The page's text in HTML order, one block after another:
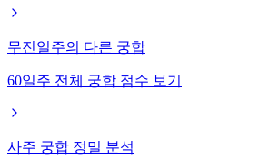
무진일주의 다른 궁합
60일주 전체 궁합 점수 보기
사주 궁합 정밀 분석